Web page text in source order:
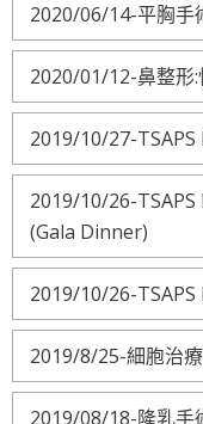
2020/06/14-平胸手
2020/01/12-鼻整形
2019/10/27-
2019/10/26-
(Gala Dinner)
2019/10/26-
2019/8/25-細胞治
2019/08/18-隆乳手